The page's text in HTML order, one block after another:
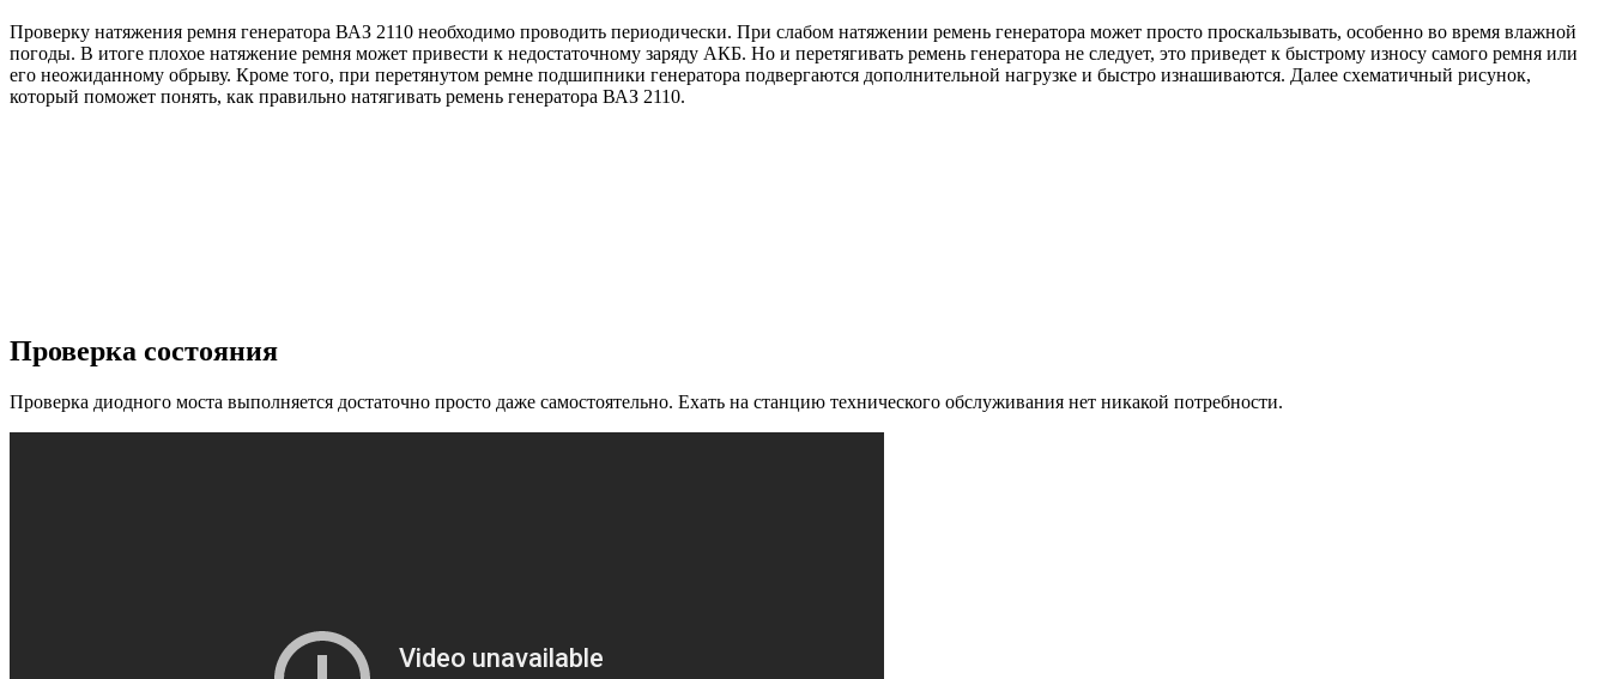
Проверку натяжения ремня генератора ВАЗ 2110 необходимо проводить периодически. При слабом натяжении ремень генератора может просто проскальзывать, особенно во время влажной
погоды. В итоге плохое натяжение ремня может привести к недостаточному заряду АКБ. Но и перетягивать ремень генератора не следует, это приведет к быстрому износу самого ремня или
его неожиданному обрыву. Кроме того, при перетянутом ремне подшипники генератора подвергаются дополнительной нагрузке и быстро изнашиваются. Далее схематичный рисунок,
который поможет понять, как правильно натягивать ремень генератора ВАЗ 2110.
Проверка состояния
Проверка диодного моста выполняется достаточно просто даже самостоятельно. Ехать на станцию технического обслуживания нет никакой потребности.